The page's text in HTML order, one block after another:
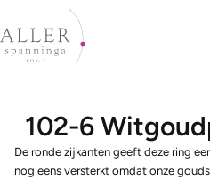
102-6
De ronde zijkanten geeft deze ring
nog eens versterkt omdat onze